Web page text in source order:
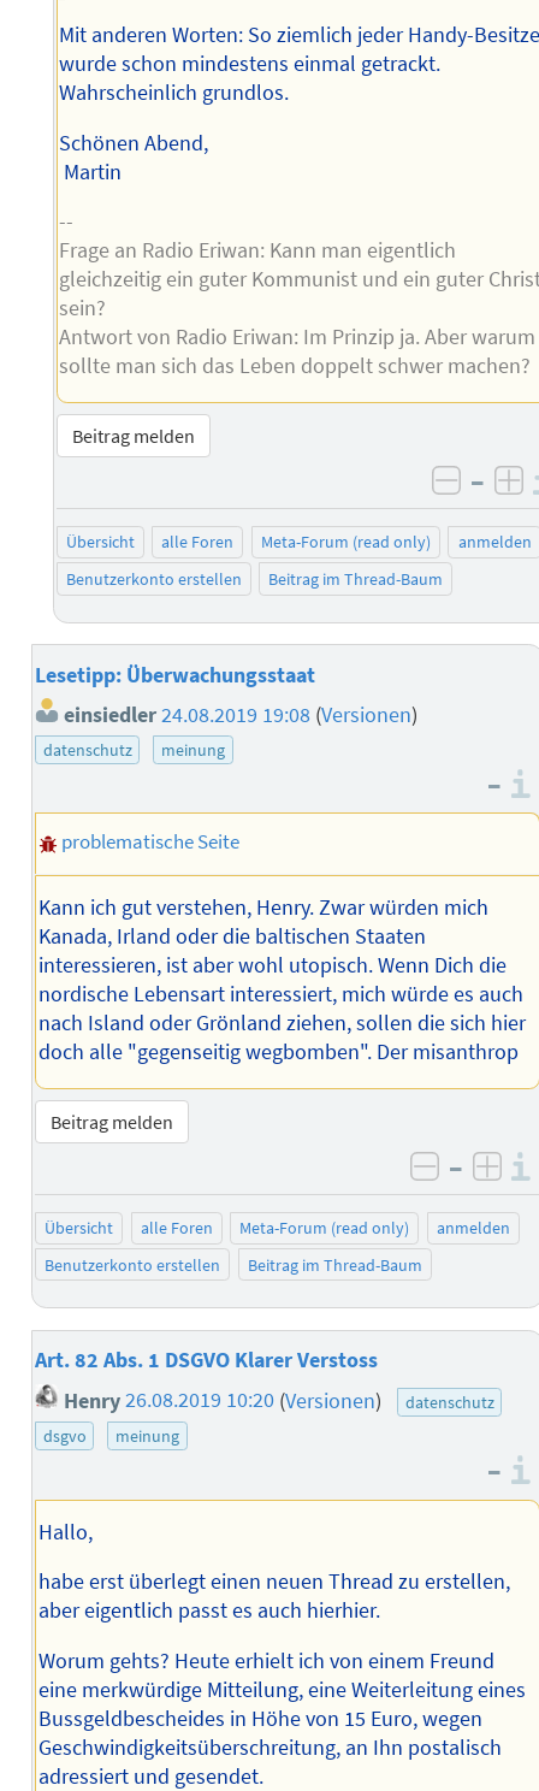
Mit anderen Worten: So ziemlich jeder Handy-
wurde schon mindestens einmal getrackt.
Wahrscheinlich grundlos.
Schönen Abend,
Martin
--
Frage an Radio Eriwan: Kann man eigentlich
gleichzeitig ein guter Kommunist und ein guter
sein?
Antwort von Radio Eriwan: Im Prinzip ja. Aber warum
sollte man sich das Leben doppelt schwer machen?
Beitrag melden
–
Übersicht alle Foren Meta-Forum (read only)
anmelden
Benutzerkonto erstellen
Beitrag im Thread-Baum
Lesetipp: Überwachungsstaat
einsiedler24.08.2019 19:08 (Versionen)
datenschutz meinung
–
problematische Seite
Kann ich gut verstehen, Henry. Zwar würden mich
Kanada, Irland oder die baltischen Staaten
interessieren, ist aber wohl utopisch. Wenn Dich die
nordische Lebensart interessiert, mich würde es auch
nach Island oder Grönland ziehen, sollen die sich hier
doch alle "gegenseitig wegbomben". Der misanthrop
Beitrag melden
negativ
–
Übersicht alle Foren Meta-Forum (read only)
anmelden
Benutzerkonto erstellen
Beitrag im Thread-Baum
Art. 82 Abs. 1 DSGVO Klarer Verstoss
Henry26.08.2019 10:20 (Versionen)
datenschutz
dsgvo
meinung
–
Hallo,
habe erst überlegt einen neuen Thread zu erstellen,
aber eigentlich passt es auch hierhier.
Worum gehts? Heute erhielt ich von einem Freund
eine merkwürdige Mitteilung, eine Weiterleitung eines
Bussgeldbescheides in Höhe von 15 Euro, wegen
Geschwindigkeitsüberschreitung, an Ihn postalisch
adressiert und gesendet.